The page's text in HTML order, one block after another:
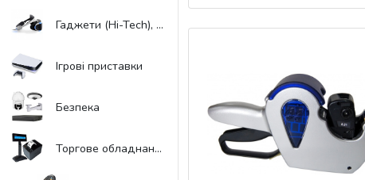
Гаджети (Hi-Tech), Віртуальна реальність
Ігрові приставки
Безпека
Торгове обладнання